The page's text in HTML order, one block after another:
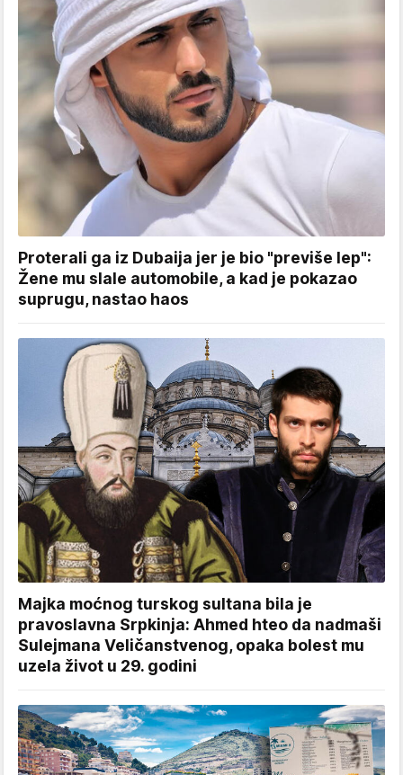
Proterali ga iz Dubaija jer je bio "previše lep":
Žene mu slale automobile, a kad je pokazao
suprugu, nastao haos
Majka moćnog turskog sultana bila je
pravoslavna Srpkinja: Ahmed hteo da nadmaši
Sulejmana Veličanstvenog, opaka bolest mu
uzela život u 29. godini